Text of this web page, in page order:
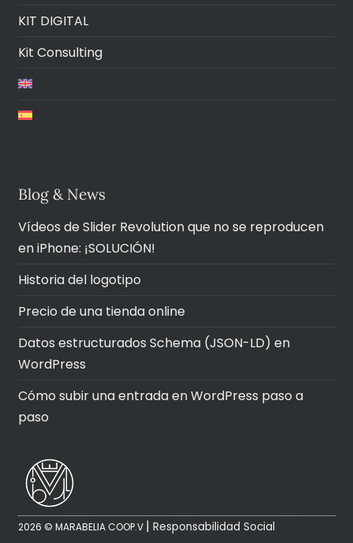
KIT DIGITAL
Kit Consulting
Blog & News
Vídeos de Slider Revolution que no se reproducen
en iPhone: ¡SOLUCIÓN!
Historia del logotipo
Precio de una tienda online
Datos estructurados Schema (JSON-LD) en
WordPress
Cómo subir una entrada en WordPress paso a
paso
2026 © MARABELIA COOP.V | Responsabilidad Social